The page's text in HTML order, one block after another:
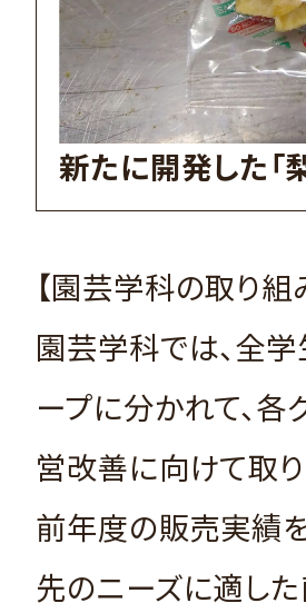
新たに開発した「
【園芸学科の取り組
園芸学科では、全
ープに分かれて、各
営改善に向けて取り
前年度の販売実績
先のニーズに適し